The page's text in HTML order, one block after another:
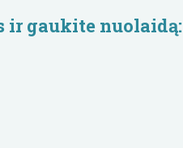
ir gaukite nuolaidą: